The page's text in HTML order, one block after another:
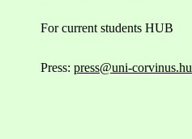
For current students HUB
Press: press@uni-corvinus.hu